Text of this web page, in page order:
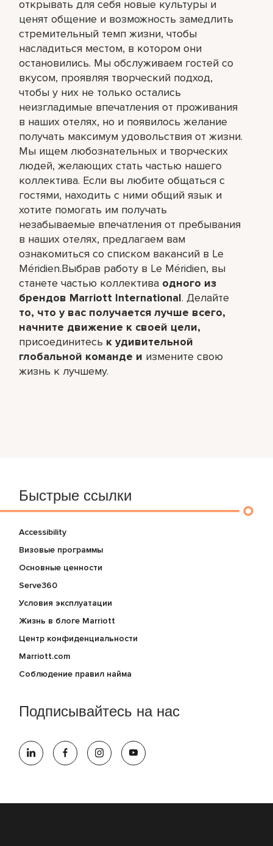
открывать для себя новые культуры и
ценят общение и возможность замедлить
стремительный темп жизни, чтобы
насладиться местом, в котором они
остановились. Мы обслуживаем гостей со
вкусом, проявляя творческий подход,
чтобы у них не только остались
неизгладимые впечатления от проживания
в наших отелях, но и появилось желание
получать максимум удовольствия от жизни.
Мы ищем любознательных и творческих
людей, желающих стать частью нашего
коллектива. Если вы любите общаться с
гостями, находить с ними общий язык и
хотите помогать им получать
незабываемые впечатления от пребывания
в наших отелях, предлагаем вам
ознакомиться со списком вакансий в Le
Méridien.Выбрав работу в Le Méridien, вы
станете частью коллектива одного из
брендов Marriott International. Делайте
то, что у вас получается лучше всего,​
начните движение к своей цели,
присоединитесь к удивительной
глобальной команде и измените свою
жизнь к лучшему.
Быстрые ссылки
Accessibility
Визовые программы
Основные ценности
Serve360
Условия эксплуатации
Жизнь в блоге Marriott
Центр конфиденциальности
Marriott.com
Соблюдение правил найма
Подписывайтесь на нас